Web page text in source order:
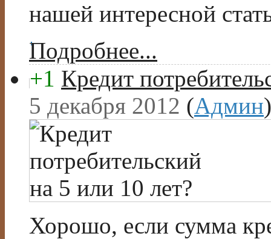
нашей интересной
Подробнее...
+1 Кредит
5 декабря 2012 (Админ)
Хорошо, если сумма